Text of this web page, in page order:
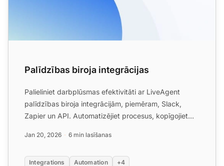
Palīdzības biroja integrācijas
Palieliniet darbplūsmas efektivitāti ar LiveAgent
palīdzības biroja integrācijām, piemēram, Slack,
Zapier un API. Automatizējiet procesus, kopīgojiet
Jan 20, 2026 6 min lasīšanas
Integrations Automation +4